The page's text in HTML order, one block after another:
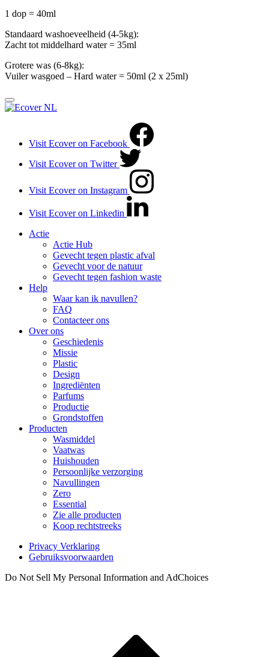
1 dop = 40ml
Standaard washoeveelheid (4-5kg):
Zacht tot middelhard water = 35ml
Grotere was (6-8kg):
Vuiler wasgoed – Hard water = 50ml (2 x 25ml)
Visit Ecover on Facebook
Visit Ecover on Twitter
Visit Ecover on Instagram
Visit Ecover on Linkedin
Actie
Actie Hub
Gevecht tegen plastic afval
Gevecht voor de natuur
Gevecht tegen fashion waste
Help
Waar kan ik navullen?
FAQ
Contacteer ons
Over ons
Geschiedenis
Missie
Plastic
Design
Ingrediënten
Parfums
Productie
Grondstoffen
Producten
Wasmiddel
Vaatwas
Huishouden
Persoonlijke verzorging
Navullingen
Zero
Essential
Zie alle producten
Koop rechtstreeks
Privacy Verklaring
Gebruiksvoorwaarden
Do Not Sell My Personal Information and AdChoices